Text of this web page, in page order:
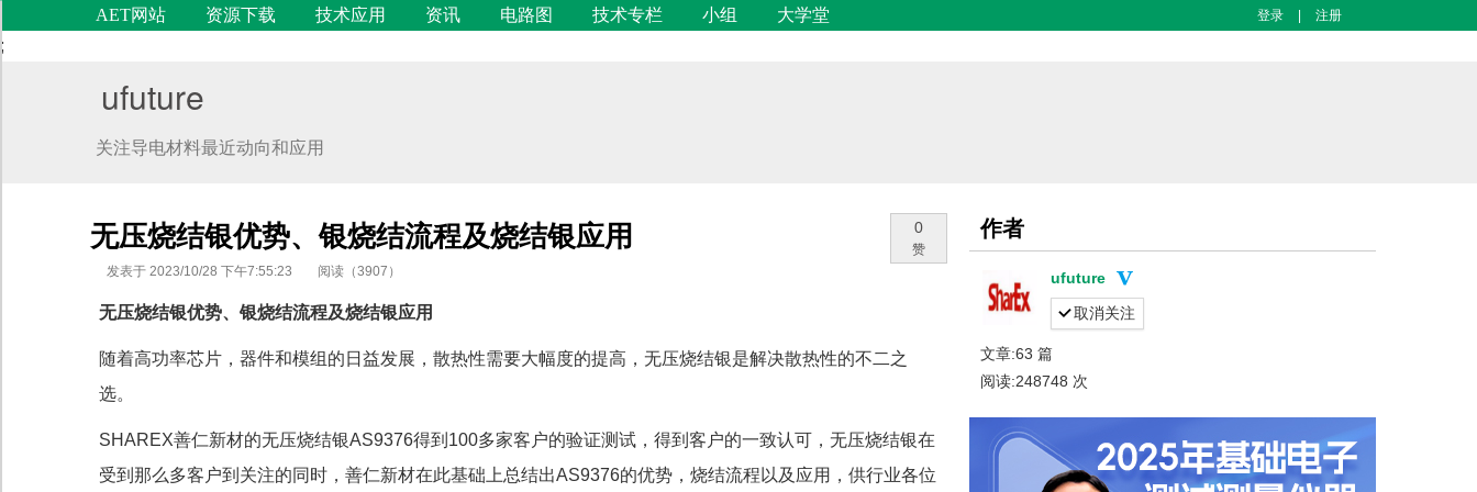
AET网站 资源下载 技术应用 资讯 电路图 技术专栏 小组 大学堂 登录 注册
;
ufuture
关注导电材料最近动向和应用
无压烧结银优势、银烧结流程及烧结银应用 0
赞
发表于 2023/10/28 下午7:55:23
阅读（3907）
无压烧结银优势、银烧结流程及烧结银应用
随着高功率芯片，器件和模组的日益发展，散热性需要大幅度的提高，无压烧结银是解决散热性的不二之
选。
SHAREX善仁新材的无压烧结银AS9376得到100多家客户的验证测试，得到客户的一致认可，无压烧结银在
受到那么多客户到关注的同时，善仁新材在此基础上总结出AS9376的优势，烧结流程以及应用，供行业各位
作者
ufuture
取消关注
文章:63 篇
阅读:248748 次